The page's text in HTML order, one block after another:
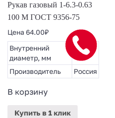
Рукав газовый 1-6.3-0.63
100 М ГОСТ 9356-75
Цена 64.00₽
Внутренний
диаметр, мм
6.3
Производитель Россия
В корзину
Купить в 1 клик